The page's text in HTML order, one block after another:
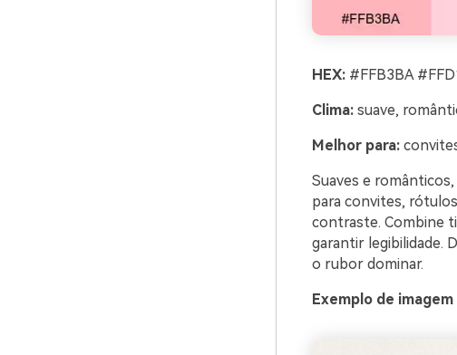
HEX:#FFB3BA
Clima:suave,
Melhor para:
Suaves e
para convites,
contraste. Combine
garantir legibilidade.
o rubor dominar.
Exemplo de